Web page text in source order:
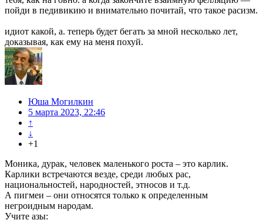
пойди в педивикию и внимательно почитай, что такое расизм.
идиот какой, а. теперь будет бегать за мной несколько лет,
доказывая, как ему на меня похуй.
Юша Могилкин
5 марта 2023, 22:46
↑
↓
+1
Моника, дурак, человек маленького роста – это карлик.
Карлики встречаются везде, среди любых рас,
национальностей, народностей, этносов и т.д.
А пигмеи – они относятся только к определенным
негроидным народам.
Учите азы: